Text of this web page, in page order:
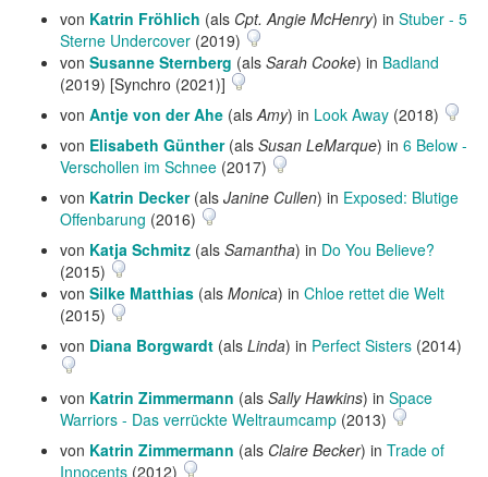
von Katrin Fröhlich (als Cpt. Angie McHenry) in Stuber - 5
Sterne Undercover (2019)
von Susanne Sternberg (als Sarah Cooke) in Badland
(2019) [Synchro (2021)]
von Antje von der Ahe (alsAmy) in Look Away (2018)
von Elisabeth Günther(als Susan LeMarque) in 6 Below -
Verschollen im Schnee (2017)
von Katrin Decker(als Janine Cullen) in Exposed: Blutige
Offenbarung (2016)
von Katja Schmitz (als Samantha) in Do You Believe?
(2015)
von Silke Matthias (als Monica) in Chloe rettet die Welt
(2015)
von Diana Borgwardt (als Linda) in Perfect Sisters (2014)
von Katrin Zimmermann (als Sally Hawkins) in Space
Warriors - Das verrückte Weltraumcamp (2013)
von Katrin Zimmermann (als Claire Becker) in Trade of
Innocents (2012)